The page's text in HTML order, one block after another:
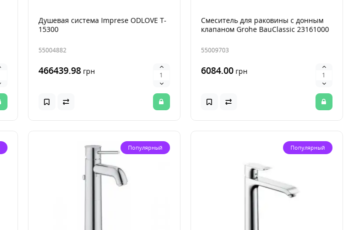
Душевая система Imprese ODLOVE T-
15300
55004882
466439.98грн
Смеситель для раковины с донным
клапаном Grohe BauClassic 23161000
55009703
6084.00грн
Популярный Популярный